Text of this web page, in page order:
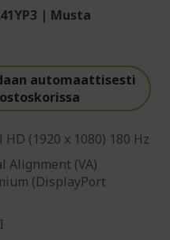
| Musta
automaattisesti
ostoskorissa
(1920 x 1080) 180 Hz
Alignment (VA)
(DisplayPort